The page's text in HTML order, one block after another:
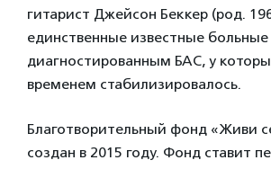
гитарист Джейсон Беккер (род.
единственные известные
диагностированным БАС, у
временем стабилизировалось.
Благотворительный фонд «Живи
создан в 2015 году. Фонд ставит